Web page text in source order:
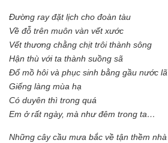
Đường ray đặt lịch cho đoàn tàu
Về đỗ trên muôn vàn vết xước
Vết thương chằng chịt trôi thành sông
Hận thù với ta thành suồng sã
Đổ mồ hôi và phục sinh bằng gầu nước lã
Giếng làng mùa hạ
Có duyên thì trong quá
Em ở rất ngày, mà như đêm trong ta…
Những cây cầu mưa bắc về tận thềm nhà